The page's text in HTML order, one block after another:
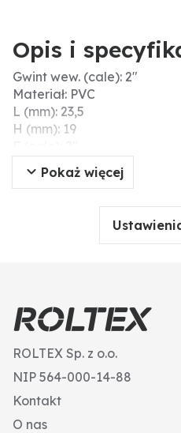
Opis i
Gwint wew. (cale): 2"
Materiał: PVC
L (mm): 23,5
H (mm): 19
D (mm): 77
F1 (mm): 53,5
Pokaż więcej
ROLTEX Sp. z o.o.
NIP 564-000-14-88
Kontakt
O nas